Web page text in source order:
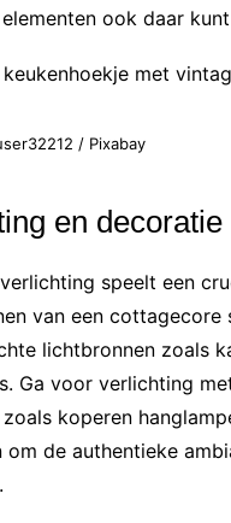
ook daar
/ Pixabay
en decoratie
speelt een
van een cottagecore
lichtbronnen zoals
Ga voor verlichting
koperen
om de authentieke